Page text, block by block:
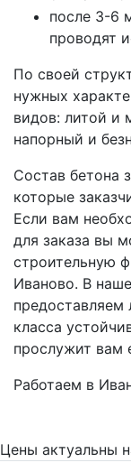
после 3-6
проводят
По своей
нужных
видов: литой и
напорный и
Состав бетона
которые
Если вам
для заказа вы
строительную
Иваново. В
класса
прослужит вам
Работаем в
Цены актуальны